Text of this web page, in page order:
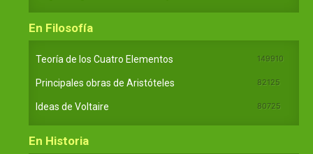
En Filosofía
Teoría de los Cuatro Elementos 149910
Principales obras de Aristóteles 82125
Ideas de Voltaire 80725
En Historia